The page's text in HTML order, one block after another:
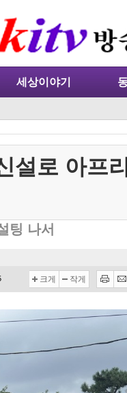
세상이야기
설로 아프
팅 나서
크게 작게